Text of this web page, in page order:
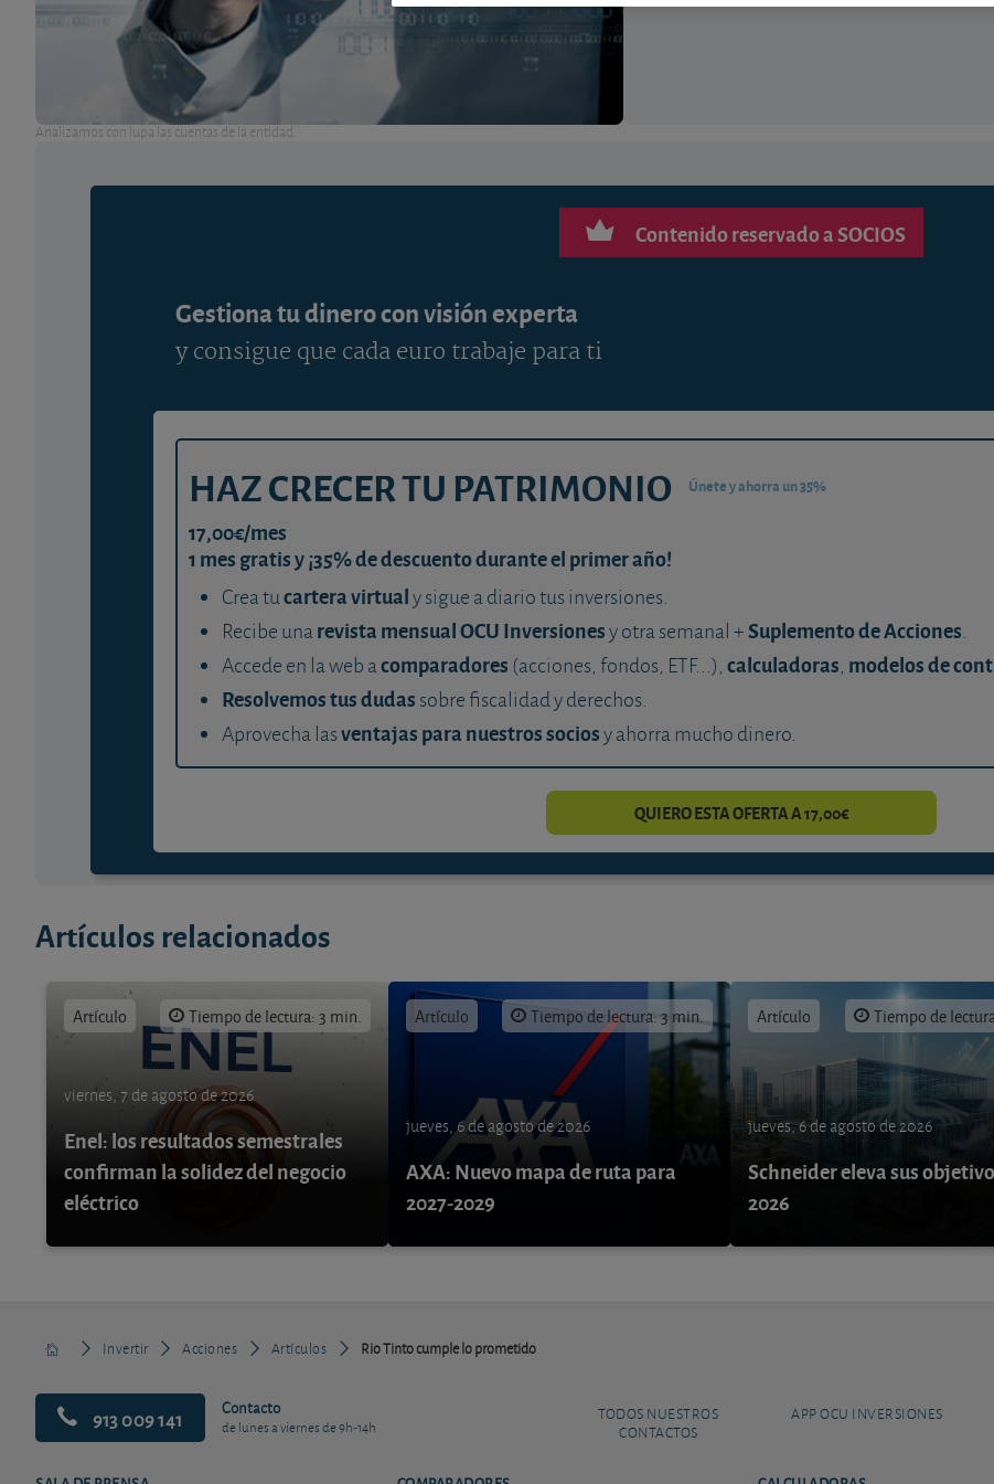
Analizamos con lupa las cuentas de la entidad.
Contenido reservado a SOCIOS
Gestiona tu dinero con visión experta
y consigue que cada euro trabaje para ti
HAZ CRECER TU PATRIMONIO Únete y ahorra un 35%
17,00€/mes
1 mes gratis y ¡35% de descuento durante el primer año!
Crea tucartera virtualy sigue a diario tus inversiones.
Recibe unarevista mensual OCU Inversionesy otra semanal +Suplemento de Acciones.
Accede en la web acomparadores (acciones, fondos, ETF...), calculadoras, modelos de
Resolvemos tus dudas sobre fiscalidad y derechos.
Aprovecha lasventajas para nuestros sociosy ahorra mucho dinero.
QUIERO ESTA OFERTA A 17,00€
Artículos relacionados
Artículo Tiempo de lectura: 3 min.
viernes, 7 de agosto de 2026
Enel: los resultados semestrales
confirman la solidez del negocio
eléctrico
Artículo Tiempo de lectura: 3 min.
jueves, 6 de agosto de 2026
AXA: Nuevo mapa de ruta para
2027-2029
Artículo Tiempo de
jueves, 6 de agosto de 2026
Schneider eleva sus
2026
Invertir Acciones Artículos Rio Tinto cumple lo prometido
913 009 141 Contacto
de lunes a viernes de 9h-14h
TODOS NUESTROS
CONTACTOS
APP OCU INVERSIONES